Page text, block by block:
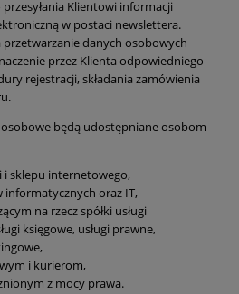
Klientowi informacji
w postaci newslettera.
przetwarzanie danych osobowych
przez Klienta odpowiedniego
rejestracji, składania zamówienia
będą udostępniane osobom
i sklepu internetowego,
oraz IT,
na rzecz spółki usługi
księgowe, usługi prawne,
i kurierom,
z mocy prawa.